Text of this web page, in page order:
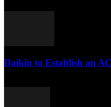
Daikin to Establish an